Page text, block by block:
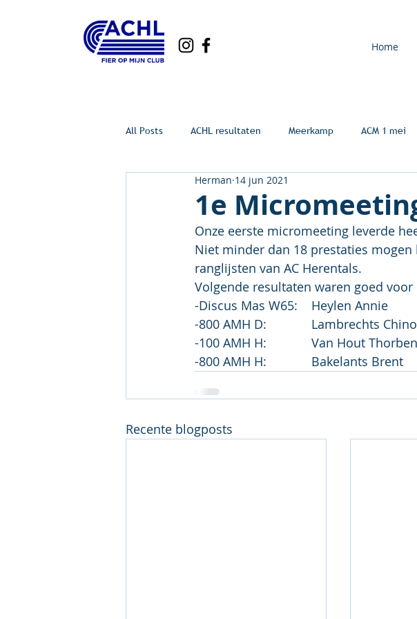
Home
All Posts ACHL resultaten Meerkamp ACM 1 mei
1e
Herman 14 jun 2021
Onze eerste micromeeting leverde
Niet minder dan 18 prestaties
ranglijsten van AC Herentals.
Volgende resultaten waren goed
-Discus Mas W65:    Heylen Annie
-800 AMH D:             Lambrechts
-100 AMH H:             Van Hout
-800 AMH H:             Bakelants Brent
Recente blogposts